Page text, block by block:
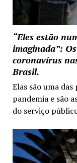
“Eles estão
imaginada”:
coronavírus
Brasil.
Elas são uma
pandemia e são
do serviço